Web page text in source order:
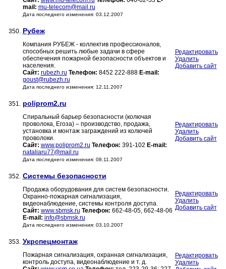
mail: mu-telecom@mail.ru
Дата последнего изменения: 03.12.2007
350. Рубеж
Компания РУБЕЖ - коллектив профессионалов,
способных решить любые задачи в сфере
обеспечения пожарной безопасности объектов и
населения.
Сайт: rubezh.ru Телефон: 8452 222-888 E-mail:
goust@rubezh.ru
Дата последнего изменения: 12.11.2007
Редактировать
Удалить
Добавить сайт
351. poliprom2.ru
Спиральный барьер безопасности (колючая
проволока, Егоза) – производство, продажа,
установка и монтаж заграждений из колючей
проволоки.
Сайт: www.poliprom2.ru Телефон: 391-102 E-mail:
nataliaru77@mail.ru
Дата последнего изменения: 08.11.2007
Редактировать
Удалить
Добавить сайт
352. Системы безопасности
Продажа оборудования для систем безопасности.
Охранно-пожарная сигнализация,
видеонаблюдение, системы контроля доступа.
Сайт: www.sbmsk.ru Телефон: 662-48-05, 662-48-06
E-mail: info@sbmsk.ru
Дата последнего изменения: 03.10.2007
Редактировать
Удалить
Добавить сайт
353. Укрспецмонтаж
Пожарная сигнализация, охранная сигнализация,
контроль доступа, видеонаблюдение и т. д.
Редактировать
Удалить